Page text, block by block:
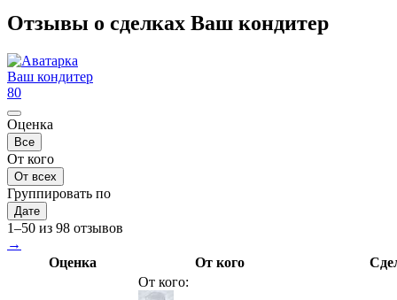
Отзывы о сделках Ваш кондитер
Ваш кондитер
80
Оценка
Все
От кого
От всех
Группировать по
Дате
1–50 из 98 отзывов
→
Оценка
От кого
От кого: